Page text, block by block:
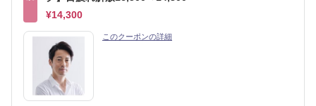
¥14,300
このクーポンの詳細